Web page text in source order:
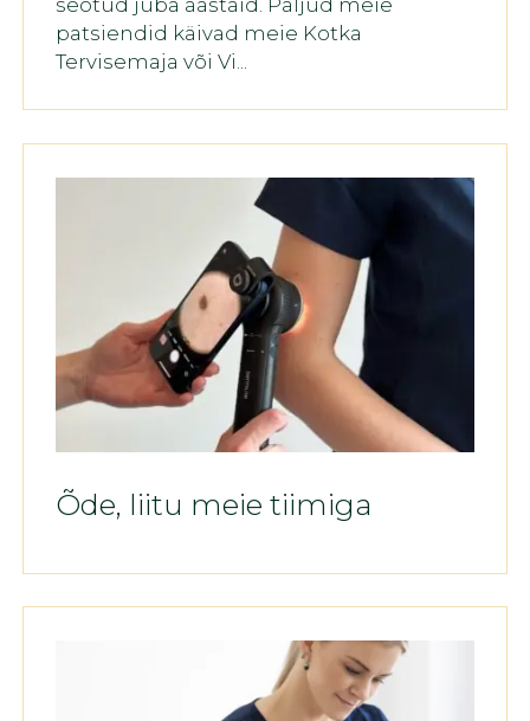
seotud juba aastaid. Paljud meie
patsiendid käivad meie Kotka
Tervisemaja või Vi...
Õde, liitu meie tiimiga